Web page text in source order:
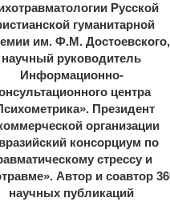
Русской
гуманитарной
им. Ф.М. Достоевского,
научный руководитель
Информационно-
центра
Президент
организации
консорциум по
стрессу и
Автор и соавтор
научных публикаций